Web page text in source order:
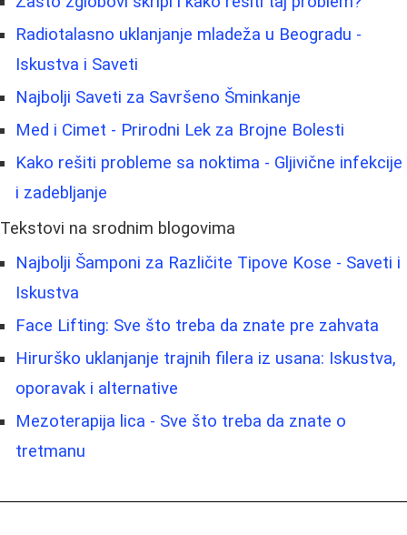
Radiotalasno uklanjanje mladeža u Beogradu -
Iskustva i Saveti
Najbolji Saveti za Savršeno Šminkanje
Med i Cimet - Prirodni Lek za Brojne Bolesti
Kako rešiti probleme sa noktima - Gljivične infekcije
i zadebljanje
Tekstovi na srodnim blogovima
Najbolji Šamponi za Različite Tipove Kose - Saveti i
Iskustva
Face Lifting: Sve što treba da znate pre zahvata
Hirurško uklanjanje trajnih filera iz usana: Iskustva,
oporavak i alternative
Mezoterapija lica - Sve što treba da znate o
tretmanu